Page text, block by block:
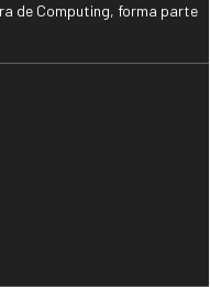
de Computing, forma parte